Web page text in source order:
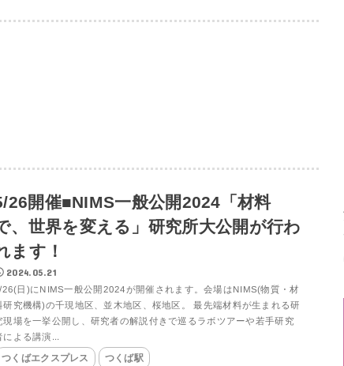
26開催■NIMS一般公開2024「材料
、世界を変える」研究所大公開が行わ
ます！
2024.05.21
26(日)にNIMS一般公開2024が開催されます。会場はNIMS(物質・材
研究機構)の千現地区、並木地区、桜地区。 最先端材料が生まれる研
現場を一挙公開し、研究者の解説付きで巡るラボツアーや若手研究
による講演...
つくばエクスプレス つくば駅